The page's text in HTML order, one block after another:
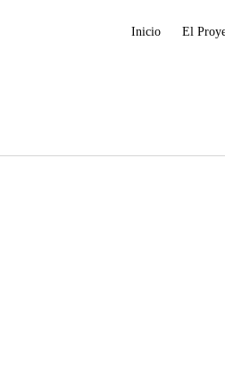
Inicio El